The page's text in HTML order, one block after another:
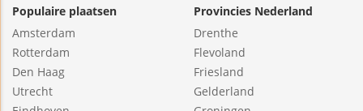
Populaire plaatsen
Amsterdam
Rotterdam
Den Haag
Utrecht
Provincies Nederland
Drenthe
Flevoland
Friesland
Gelderland